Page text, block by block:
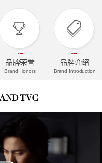
品牌荣誉
Brand Honors
品牌介绍
Brand Introduction
TVC